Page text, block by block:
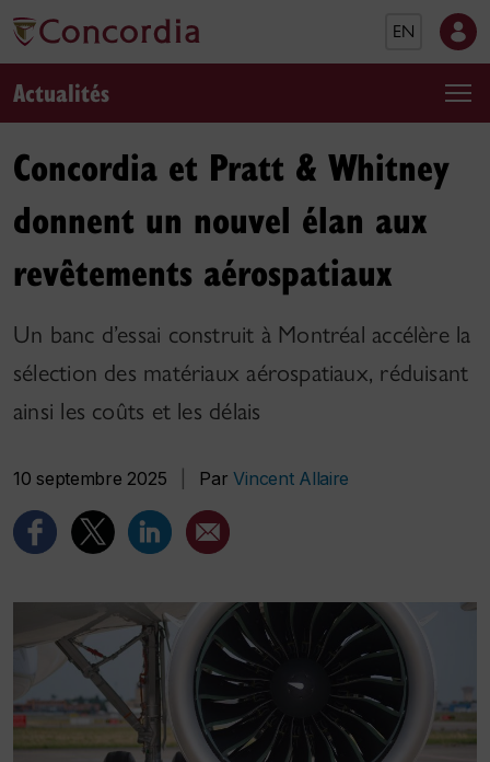
EN
Actualités
Concordia et Pratt & Whitney
donnent un nouvel élan aux
revêtements aérospatiaux
Un banc d’essai construit à Montréal accélère la
sélection des matériaux aérospatiaux, réduisant
ainsi les coûts et les délais
10 septembre 2025 ParVincent Allaire